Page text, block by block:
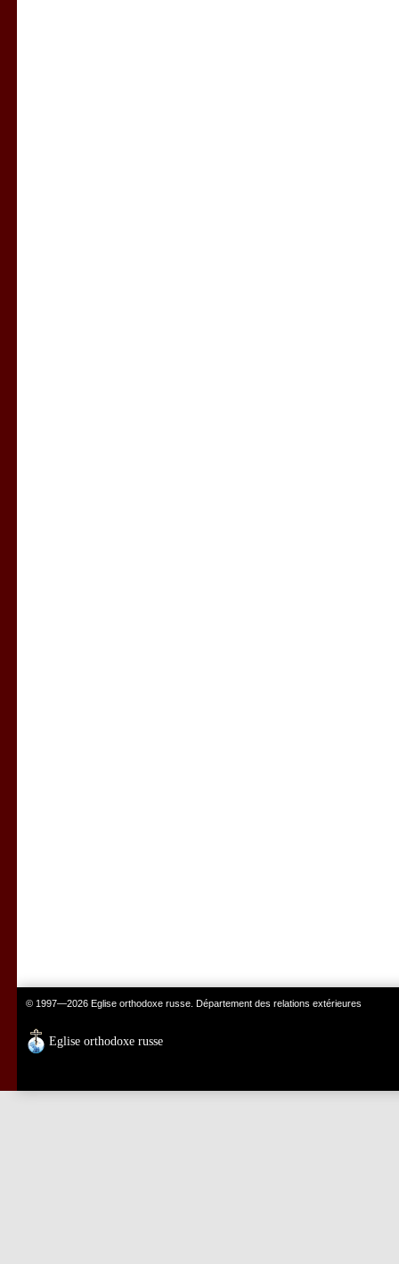
© 1997—2026 Eglise orthodoxe russe. Département des relations extérieures
Eglise orthodoxe russe